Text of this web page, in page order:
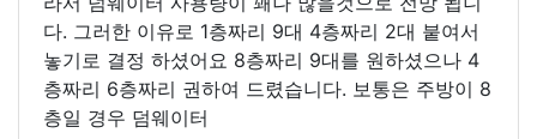
다. 그러한 이유로 1층짜리 9대 4층짜리 2대 붙여서
놓기로 결정 하셨어요 8층짜리 9대를 원하셨으나 4
층짜리 6층짜리 권하여 드렸습니다. 보통은 주방이 8
층일 경우 덤웨이터